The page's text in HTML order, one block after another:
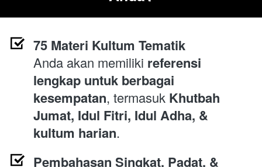
75 Materi Kultum Tematik
Anda akan memiliki referensi
lengkap untuk berbagai
kesempatan, termasuk Khutbah
Jumat, Idul Fitri, Idul Adha, &
kultum harian.
Pembahasan Singkat, Padat, &